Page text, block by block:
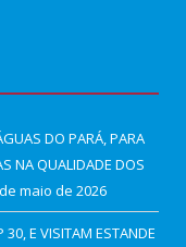
DO PARÁ, PARA
NA QUALIDADE DOS
maio de 2026
30, E VISITAM ESTANDE